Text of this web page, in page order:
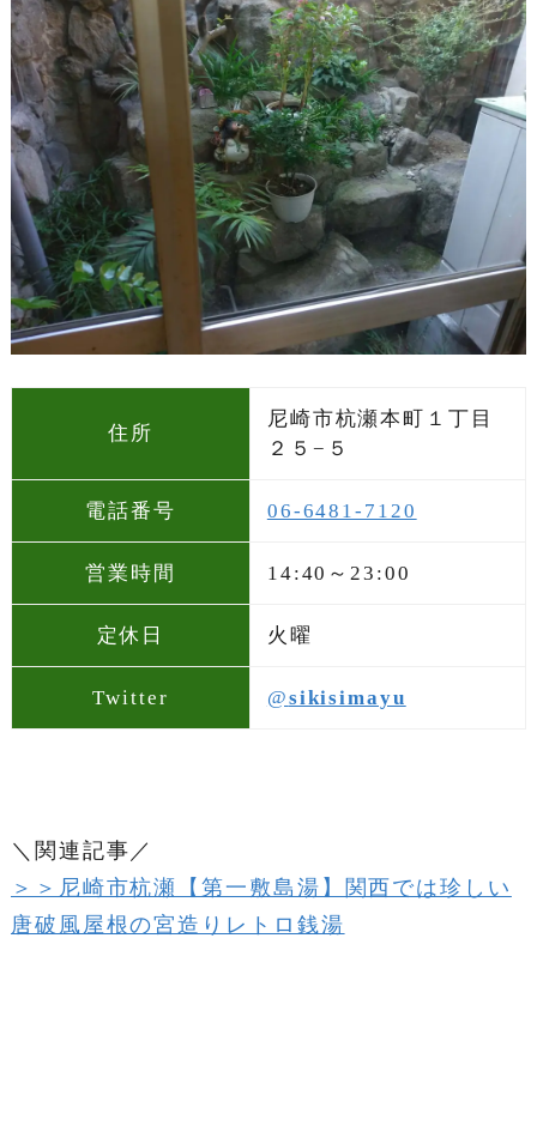
住所
尼崎市杭瀬本町１丁目
２５−５
電話番号 06-6481-7120
営業時間 14:40～23:00
定休日 火曜
Twitter @sikisimayu
＼関連記事／
＞＞尼崎市杭瀬【第一敷島湯】関西では珍しい
唐破風屋根の宮造りレトロ銭湯